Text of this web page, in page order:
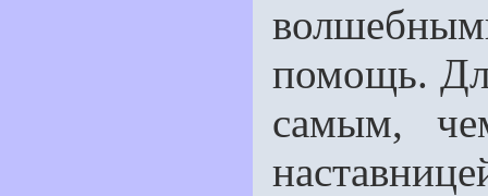
помощь.
самым,